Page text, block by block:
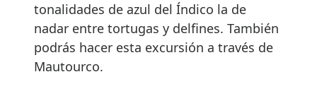
tonalidades de azul del Índico la de
nadar entre tortugas y delfines. También
podrás hacer esta excursión a través de
Mautourco.